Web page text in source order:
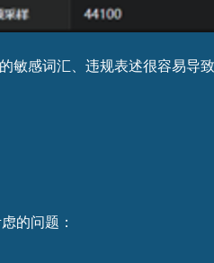
感词汇、违规表述很容易导
的问题：